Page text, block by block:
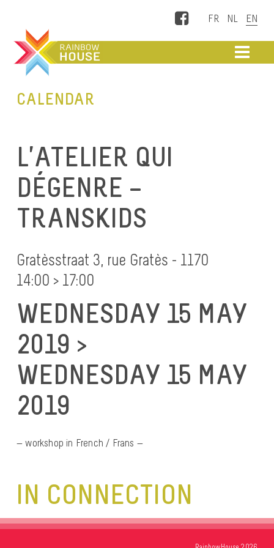
Facebook
CALENDAR
L’ATELIER QUI
DÉGENRE –
TRANSKIDS
Gratèsstraat 3, rue Gratès - 1170
14:00 > 17:00
WEDNESDAY 15 MAY
2019 >
WEDNESDAY 15 MAY
2019
— workshop in French / Frans —
IN CONNECTION